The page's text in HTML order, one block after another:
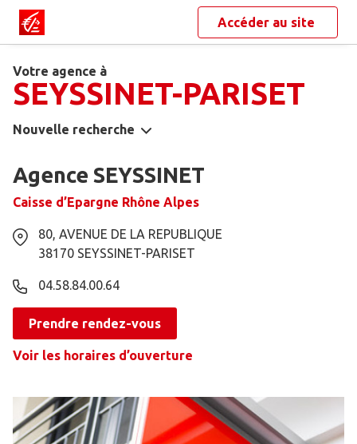
Accéder au site
Votre agence à
SEYSSINET-PARISET
Nouvelle recherche
Agence SEYSSINET
Caisse d’Epargne Rhône Alpes
80, AVENUE DE LA REPUBLIQUE
38170 SEYSSINET-PARISET
04.58.84.00.64
Prendre rendez-vous
Voir les horaires d’ouverture